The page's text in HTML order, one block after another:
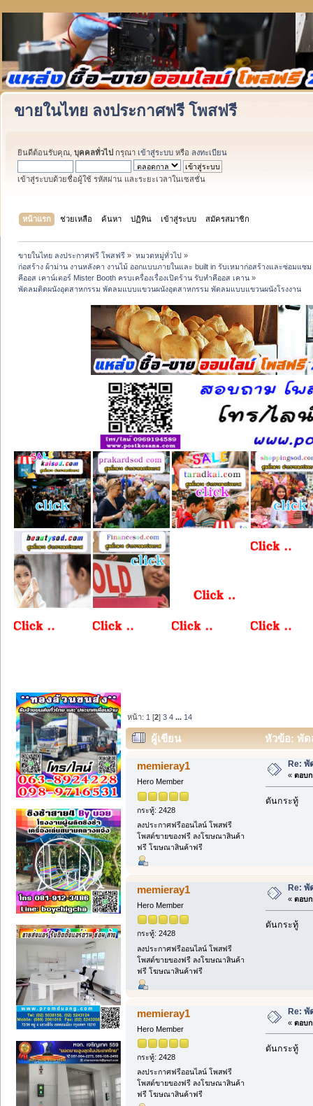
ขายในไทย ลงประกาศฟรี โพสฟรี
ยินดีต้อนรับคุณ, บุคคลทั่วไป กรุณา เข้าสู่ระบบ หรือ ลงทะเบียน
เข้าสู่ระบบด้วยชื่อผู้ใช้ รหัสผ่าน และระยะเวลาในเซสชั่น
หน้าแรก ช่วยเหลือ ค้นหา ปฏิทิน เข้าสู่ระบบ สมัครสมาชิก
ขายในไทย ลงประกาศฟรี โพสฟรี » หมวดหมู่ทั่วไป»
ก่อสร้าง ผ้าม่าน งานหลังคา งานไม้ ออกแบบภายในและ built in รับเหมาก่อสร้างและซ่อมแ
คีออส เคาน์เตอร์ Mister Booth ครบเครื่องเรื่องเปิดร้าน รับทำคีออส เคาน »
พัดลมติดผนังอุตสาหกรรม พัดลมแบบแขวนผนังอุตสาหกรรม พัดลมแบบแขวนผนังโรงงาน
หน้า: 1 [2]3 4 ... 14
ผู้เขียน หัวข้อ: พัด
memieray1
Hero Member
กระทู้: 2428
ลงประกาศฟรีออนไลน์ โพสฟรี
โพสต์ขายของฟรี ลงโฆษณาสินค้า
ฟรี โฆษณาสินค้าฟรี
Re:
« ตอบก
ดันกระทู้
memieray1
Hero Member
กระทู้: 2428
ลงประกาศฟรีออนไลน์ โพสฟรี
โพสต์ขายของฟรี ลงโฆษณาสินค้า
ฟรี โฆษณาสินค้าฟรี
Re:
« ตอบก
ดันกระทู้
memieray1
Hero Member
กระทู้: 2428
ลงประกาศฟรีออนไลน์ โพสฟรี
โพสต์ขายของฟรี ลงโฆษณาสินค้า
ฟรี โฆษณาสินค้าฟรี
Re: พั
« ตอบก
ดันกระทู้